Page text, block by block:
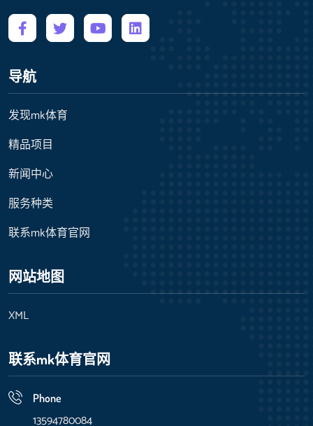
导航
发现mk体育
精品项目
新闻中心
服务种类
联系mk体育官网
网站地图
XML
联系mk体育官网
Phone
13594780084